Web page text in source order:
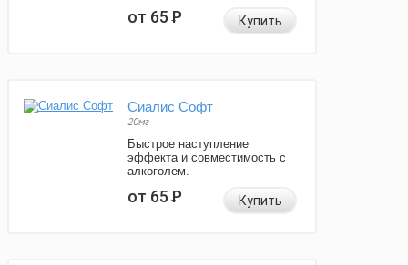
от 65Р Купить
Сиалис Софт
20мг
Быстрое наступление
эффекта и совместимость с
алкоголем.
от 65Р Купить